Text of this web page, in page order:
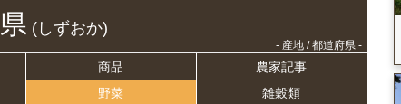
(しずおか)
- 産地 / 都道府県 -
商品
農家記事
野菜
雑穀類